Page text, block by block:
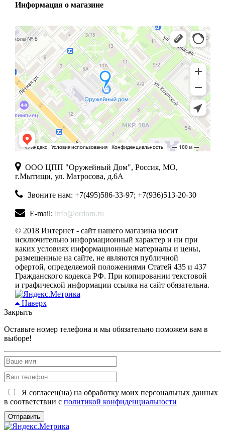
Информация о магазине
ООО ЦПП "Оружейный Дом", Россия, МО,
г.Мытищи, ул. Матросова, д.6А
Звоните нам: +7(495)586-33-97; +7(936)513-20-30
E-mail: info@ordom.ru
© 2018 Интернет - сайт нашего магазина носит
исключительно информационный характер и ни при
каких условиях информационные материалы и цены,
размещенные на сайте, не являются публичной
офертой, определяемой положениями Статей 435 и 437
Гражданского кодекса РФ. При копировании текстовой
и графической информации ссылка на сайт обязательна.
Наверх
Закрыть
Оставьте номер телефона и мы обязательно поможем вам в
выборе!
Я согласен(на) на обработку моих персональных данных
в соответствии с политикой конфиденциальности